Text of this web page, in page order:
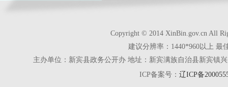
Copyright © 2014 XinBin.gov.cn All
建议分辨率：1440*960以上 最
主办单位：新宾县政务公开办 地址：新宾满族自治县新宾镇
ICP备案号： 辽ICP备